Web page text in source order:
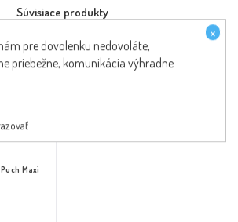
Súvisiace produkty
Maxi
×
pre dovolenku nedovoláte,
priebežne, komunikácia výhradne